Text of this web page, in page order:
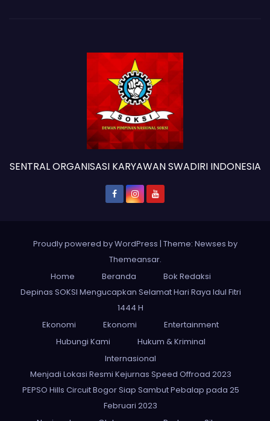
SENTRAL ORGANISASI KARYAWAN SWADIRI INDONESIA
Proudly powered by WordPress | Theme: Newses by
Themeansar.
Home
Beranda
Bok Redaksi
Depinas SOKSI Mengucapkan Selamat Hari Raya Idul Fitri
1444 H
Ekonomi
Ekonomi
Entertainment
Hubungi Kami
Hukum & Kriminal
Internasional
Menjadi Lokasi Resmi Kejurnas Speed Offroad 2023
PEPSO Hills Circuit Bogor Siap Sambut Pebalap pada 25
Februari 2023